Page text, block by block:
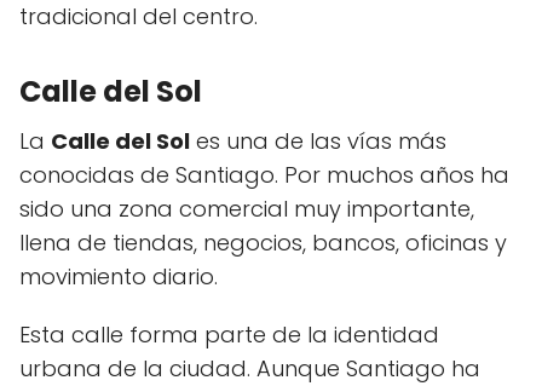
tradicional del centro.
Calle del Sol
La Calle del Sol es una de las vías más
conocidas de Santiago. Por muchos años ha
sido una zona comercial muy importante,
llena de tiendas, negocios, bancos, oficinas y
movimiento diario.
Esta calle forma parte de la identidad
urbana de la ciudad. Aunque Santiago ha